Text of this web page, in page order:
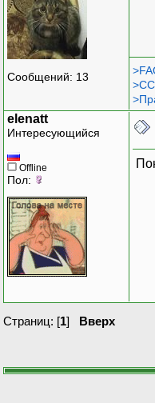
Сообщений: 13
elenatt
Интересующийся
Offline
Пол:
Страниц: [1] Вверх